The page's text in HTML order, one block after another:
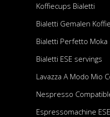
Koffiecups Bialetti
Bialetti Gemalen Koffie
Bialetti Perfetto Moka
Bialetti ESE servings
Lavazza A Modo Mio
Nespresso
Espressomachine